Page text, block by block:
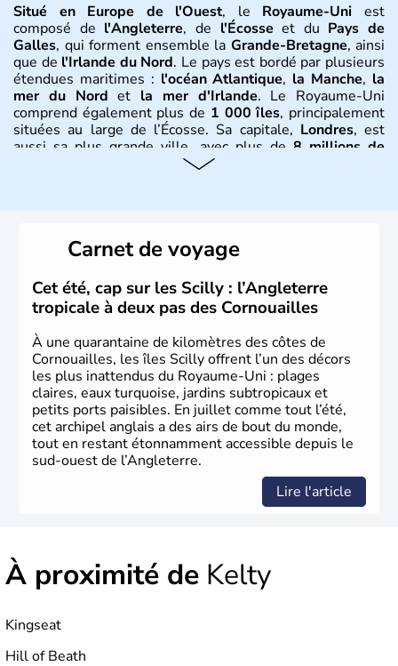
Situé en Europe de l'Ouest, le Royaume-Uni est
composé de l'Angleterre, de l'Écosse et du Pays de
Galles, qui forment ensemble la Grande-Bretagne, ainsi
que de l'Irlande du Nord. Le pays est bordé par plusieurs
étendues maritimes : l'océan Atlantique, la Manche, la
mer du Nord et la mer d'Irlande. Le Royaume-Uni
comprend également plus de 1 000 îles, principalement
situées au large de l’Écosse. Sa capitale, Londres, est
aussi sa plus grande ville, avec plus de 8 millions de
population totale du Royaume-Uni
Histoire et administration
naît officiellement en 1801 avec l’
d’Union, réunissant leRoyaume de Grande-Bretagne
Royaume d’Irlande. Puissance majeure duSiècle des
Lumières, il s’illustre enlittérature, ensciences
l’innovation. Il devient en 1807 la première nation à abolir
commerce d’esclaves. Membre de l’Union Européenne
à partir de 1973, le Royaume-Uniengage, dès les années
1980, d’importantesréformes économiquesfondées sur
lelibéralisme, influençant durablement son
développement. Sonhistoire richecontinue de marquer
sa culture et son rayonnement international.
Carnet de voyage
Cet été, cap sur les Scilly : l’Angleterre
tropicale à deux pas des Cornouailles
À une quarantaine de kilomètres des côtes de
Cornouailles, les îles Scilly offrent l’un des décors
les plus inattendus du Royaume-Uni : plages
claires, eaux turquoise, jardins subtropicaux et
petits ports paisibles. En juillet comme tout l’été,
cet archipel anglais a des airs de bout du monde,
tout en restant étonnamment accessible depuis le
sud-ouest de l’Angleterre.
Lire l'article
À proximité de Kelty
Kingseat
Hill of Beath